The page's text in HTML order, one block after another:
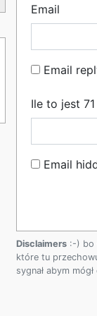
Email
Email
Ile to jest
Email
Disclaimers :-) bo
które tu
sygnał abym